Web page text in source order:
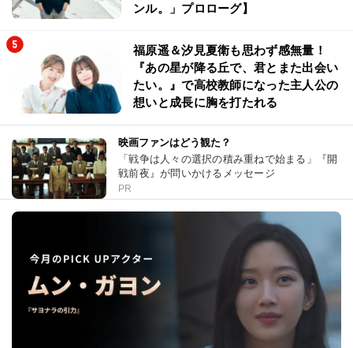
ンル。」プロローグ】
福原遥＆汐見夏衛も思わず感無量！
『あの星が降る丘で、君とまた出会い
たい。』で高校教師になった主人公の
想いと成長に胸を打たれる
映画ファンはどう観た？
「戦争は人々の選択の積み重ねで始まる」『開
戦前夜』が問いかけるメッセージ
PR